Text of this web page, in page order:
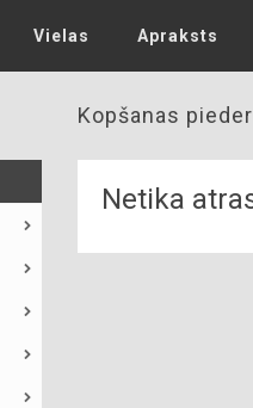
Vielas Apraksts
Kopšanas
Netika